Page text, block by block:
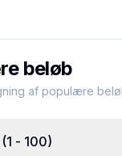
beløb
af populære
- 100)